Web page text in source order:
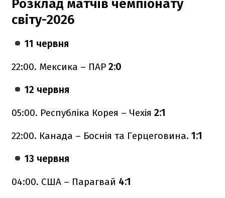
Розклад матчів чемпіонату
світу-2026
11 червня
22:00. Мексика – ПАР 2:0
12 червня
05:00. Республіка Корея – Чехія 2:1
22:00. Канада – Боснія та Герцеговина. 1:1
13 червня
04:00. США – Парагвай 4:1